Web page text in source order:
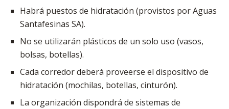
Habrá puestos de hidratación (provistos por Aguas
Santafesinas SA).
No se utilizarán plásticos de un solo uso (vasos,
bolsas, botellas).
Cada corredor deberá proveerse el dispositivo de
hidratación (mochilas, botellas, cinturón).
La organización dispondrá de sistemas de